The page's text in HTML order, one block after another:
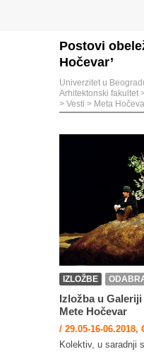
Postovi
Hočevar’
Univerzitet u
Arhitektonski fakultet
> Vesti > Meta
IZLOŽBE
Izložba u
Mete Hočevar
/ 29.05-16-
Kolektiv, u saradnji